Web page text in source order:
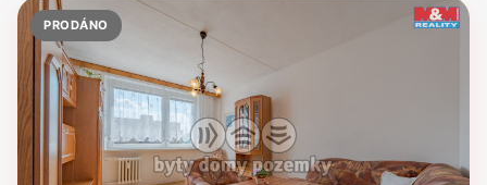
PRODÁNO